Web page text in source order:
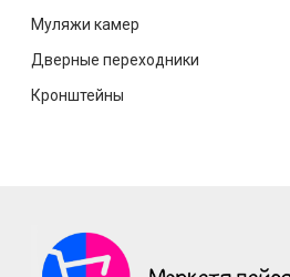
Муляжи камер
Дверные переходники
Кронштейны